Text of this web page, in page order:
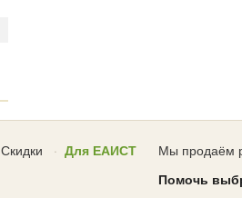
Скидки Для ЕАИСТ
Мы продаём
Помочь